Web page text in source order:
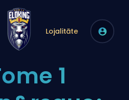
Lojalitāte
1